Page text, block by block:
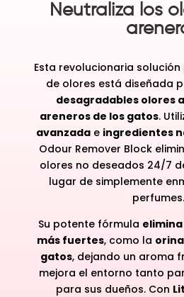
Neutraliza los
Esta revolucionaria
de olores está diseñada
desagradables olores
areneros de los gatos.
avanzadae ingredientes
Odour Remover Block
olores no deseados 24/7
lugar de simplemente
perfumes.
Su potente fórmula
más fuertes, como la
gatos, dejando un aroma
mejora el entorno tanto
para sus dueños. Con